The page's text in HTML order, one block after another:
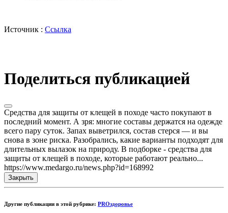
Источник : Ссылка
Поделиться публикацией
Средства для защиты от клещей в походе часто покупают в
последний момент. А зря: многие составы держатся на одежде
всего пару суток. Запах выветрился, состав стерся — и вы
снова в зоне риска. Разобрались, какие варианты подходят для
длительных вылазок на природу. В подборке - средства для
защиты от клещей в походе, которые работают реально...
https://www.medargo.ru/news.php?id=168992
Закрыть
Другие публикации в этой рубрике: PROздоровье